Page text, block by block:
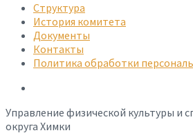
Структура
История комитета
Документы
Контакты
Политика обработки
Управление физической культуры и
округа Химки